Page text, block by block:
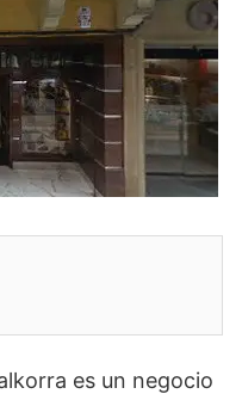
es un negocio